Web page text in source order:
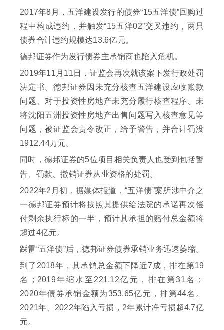
2017年8月，五洋建设发行的债券“15五洋债”回购过
程中构成违约，并触发“15五洋02”交叉违约，两只
债券合计违约规模达13.6亿元。
德邦证券作为发行债券主承销商也陷入危机。
2019年11月11日，证监会再次就该案下发行政处罚
决定书。德邦证券因未充分核查五洋建设应收账款
问题、对于投资性房地产未充分履行核查程序、未
将沈阳五洲投资性房地产出售问题写入核查意见等
问题，被证监会责令改正，给予警告，并合计罚没
1912.44万元。
同时，德邦证券的5位项目相关负责人也受到包括警
告、罚款、撤销证券从业资格的处罚。
2022年2月初，据媒体报道，“五洋债”案所涉中介之
一德邦证券预计将按照其提供给法院的承诺再次偿
付剩余执行标的一半，预计其承担的赔付总金额将
超过4亿元。
踩雷“五洋债”后，德邦证券债券承销业务迅速萎缩。
到了2018年，其承销总金额下降近7成，排在第19
名；2019年缩水至221.12亿元，排在第31名；
2020年债券承销金额为353.65亿元，排第44名。
2021年、2022年陷入亏损，2年累计净亏损超4.7亿
元。